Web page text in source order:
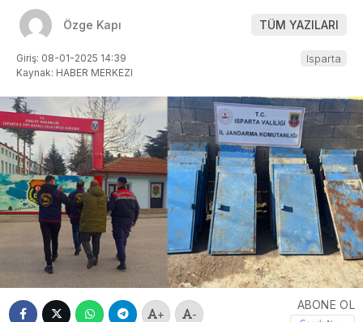
Özge Kapı TÜM YAZILARI
Giriş: 08-01-2025 14:39
Kaynak: HABER MERKEZI
Isparta
+ -
ABONE OL